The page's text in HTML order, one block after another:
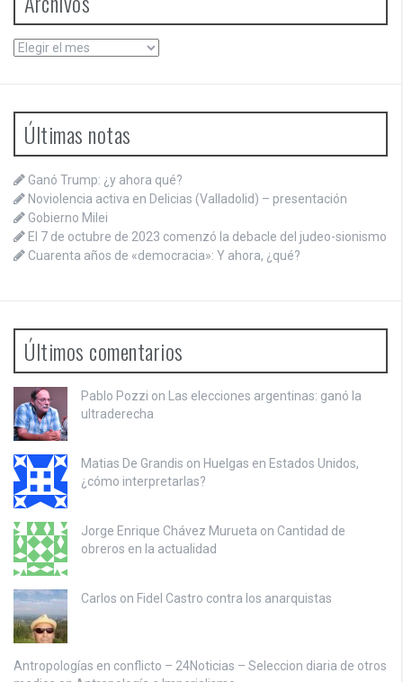
Archivos
Últimas notas
Ganó Trump: ¿y ahora qué?
Noviolencia activa en Delicias (Valladolid) – presentación
Gobierno Milei
El 7 de octubre de 2023 comenzó la debacle del judeo-sionismo
Cuarenta años de «democracia»: Y ahora, ¿qué?
Últimos comentarios
Pablo Pozzi on Las elecciones argentinas: ganó la
ultraderecha
Matias De Grandis on Huelgas en Estados Unidos,
¿cómo interpretarlas?
Jorge Enrique Chávez Murueta on Cantidad de
obreros en la actualidad
Carlos on Fidel Castro contra los anarquistas
Antropologías en conflicto – 24Noticias – Seleccion diaria de otros